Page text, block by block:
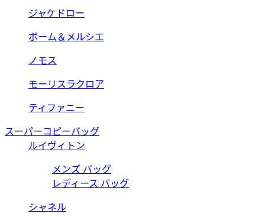
ジャケドロー
ボーム＆メルシエ
ノモス
モーリスラクロア
ティファニー
スーパーコピーバッグ
ルイヴィトン
メンズ バッグ
レディース バッグ
シャネル